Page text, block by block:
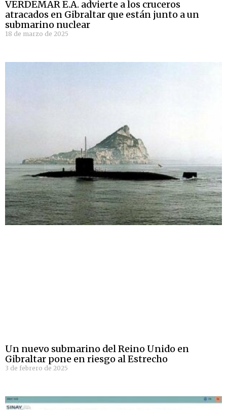
VERDEMAR E.A. advierte a los cruceros
atracados en Gibraltar que están junto a un
submarino nuclear
18 de marzo de 2025
Un nuevo submarino del Reino Unido en
Gibraltar pone en riesgo al Estrecho
3 de febrero de 2025